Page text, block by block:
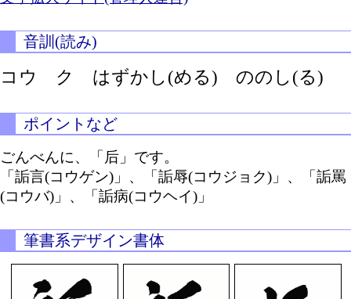
音訓(読み)
コウ ク はずかし(める) ののし(る)
ポイントなど
ごんべんに、「后」です。
「詬言(コウゲン)」、「詬辱(コウジョク)」、「詬罵
(コウバ)」、「詬病(コウヘイ)」
筆書系デザイン書体